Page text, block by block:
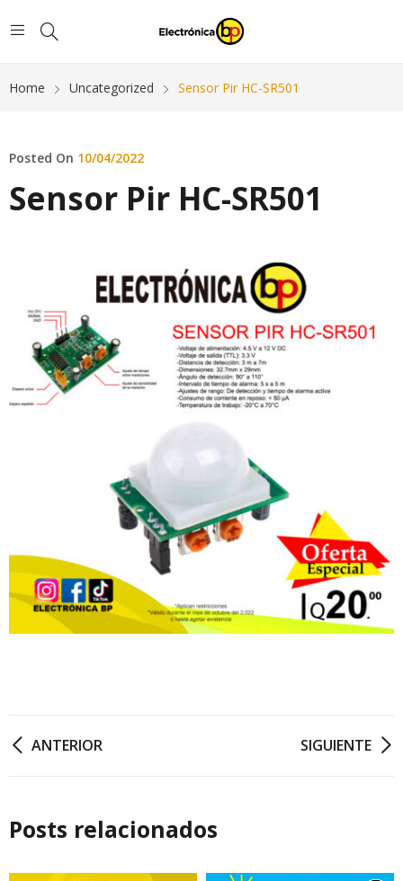
Home Uncategorized Sensor Pir HC-SR501
Posted On 10/04/2022
Sensor Pir HC-SR501
ANTERIOR SIGUIENTE
Posts relacionados